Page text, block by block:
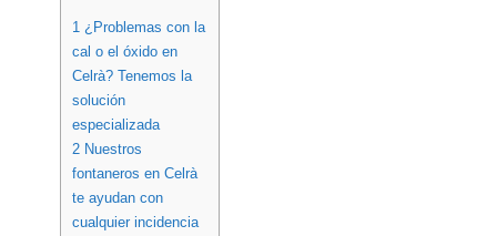
1 ¿Problemas con la
cal o el óxido en
Celrà? Tenemos la
solución
especializada
2 Nuestros
fontaneros en Celrà
te ayudan con
cualquier incidencia